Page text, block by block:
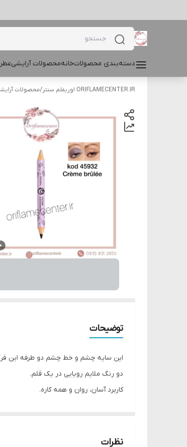
دسته‌بندی محصولاتخانهمحصولات آرایشی
ORIFLAMECENTER.IR اوریفلم سنتر /محصولات
توضیحات
این سایه چشم و خط چشم دو طرفه این
دو رنگ ملایم رویایی در یک قلم.
کاربرد آسان، روان و همه کاره.
ارائه می دهد و برنامه های روتوش در
نظرات